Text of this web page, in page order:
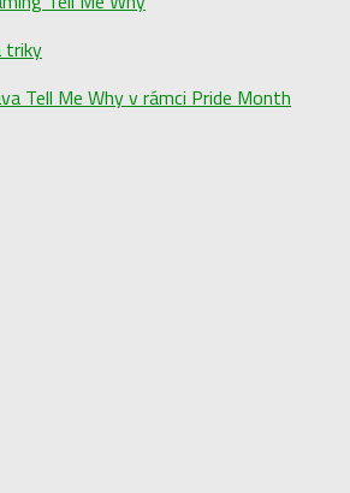
triky
Tell Me Why v rámci Pride Month